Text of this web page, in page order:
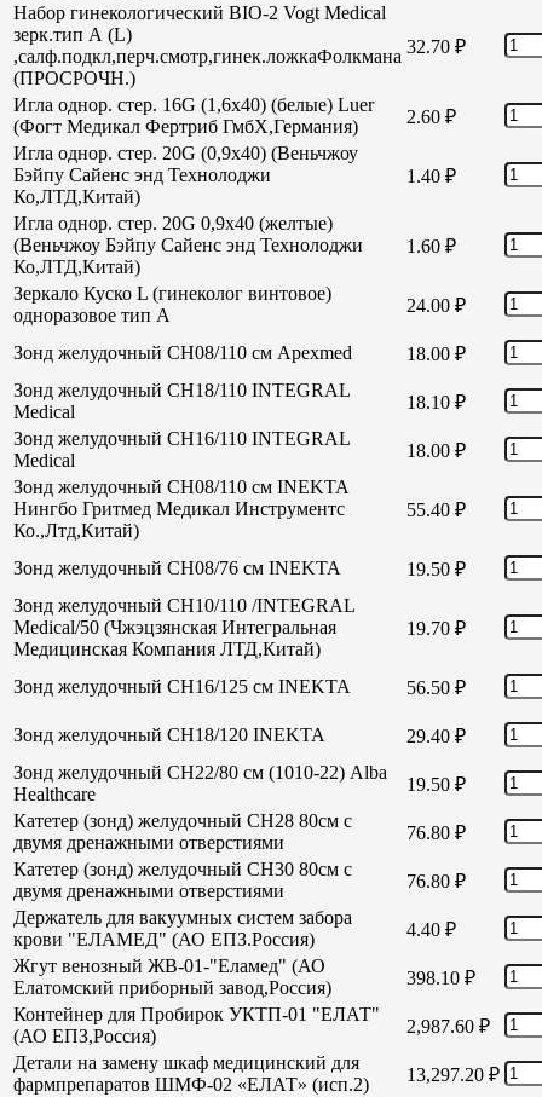
Набор гинекологический BIO-2 Vogt Medical
зерк.тип А (L)
,салф.подкл,перч.смотр,гинек.ложкаФолкмана
(ПРОСРОЧН.)
32.70 ₽
Игла однор. стер. 16G (1,6х40) (белые) Luer
(Фогт Медикал Фертриб ГмбХ,Германия)
2.60 ₽
Игла однор. стер. 20G (0,9х40) (Веньчжоу
Бэйпу Сайенс энд Технолоджи
Ко,ЛТД,Китай)
1.40 ₽
Игла однор. стер. 20G 0,9х40 (желтые)
(Веньчжоу Бэйпу Сайенс энд Технолоджи
Ко,ЛТД,Китай)
1.60 ₽
Зеркало Куско L (гинеколог винтовое)
одноразовое тип А
24.00 ₽
Зонд желудочный СН08/110 см Apexmed 18.00 ₽
Зонд желудочный СН18/110 INTEGRAL
Medical
18.10 ₽
Зонд желудочный СН16/110 INTEGRAL
Medical
18.00 ₽
Зонд желудочный СН08/110 см INEKTA
Нингбо Гритмед Медикал Инструментс
Ко.,Лтд,Китай)
55.40 ₽
Зонд желудочный СН08/76 см INEKTA 19.50 ₽
Зонд желудочный СН10/110 /INTEGRAL
Medical/50 (Чжэцзянская Интегральная
Медицинская Компания ЛТД,Китай)
19.70 ₽
Зонд желудочный СН16/125 см INEKTA 56.50 ₽
Зонд желудочный СН18/120 INEKTA 29.40 ₽
Зонд желудочный СН22/80 см (1010-22) Alba
Healthcare
19.50 ₽
Катетер (зонд) желудочный СН28 80см с
двумя дренажными отверстиями
76.80 ₽
Катетер (зонд) желудочный СН30 80см с
двумя дренажными отверстиями
76.80 ₽
Держатель для вакуумных систем забора
крови "ЕЛАМЕД" (АО ЕПЗ.Россия)
4.40 ₽
Жгут венозный ЖВ-01-"Еламед" (АО
Елатомский приборный завод,Россия)
398.10 ₽
Контейнер для Пробирок УКТП-01 "ЕЛАТ"
(АО ЕПЗ,Россия)
2,987.60 ₽
Детали на замену шкаф медицинский для
фармпрепаратов ШМФ-02 «ЕЛАТ» (исп.2)
13,297.20 ₽